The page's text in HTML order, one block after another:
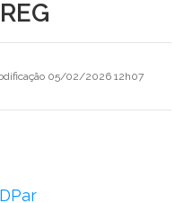
Civil 05/02/2026 12h07